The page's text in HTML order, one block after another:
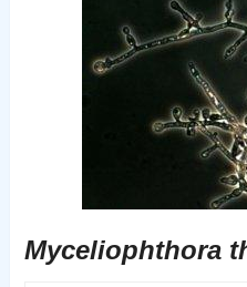
Myceliophthora